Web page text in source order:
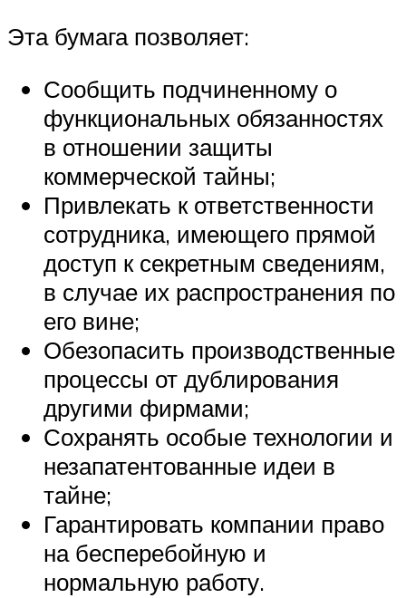
Эта бумага позволяет:
Сообщить подчиненному о
функциональных обязанностях
в отношении защиты
коммерческой тайны;
Привлекать к ответственности
сотрудника, имеющего прямой
доступ к секретным сведениям,
в случае их распространения по
его вине;
Обезопасить производственные
процессы от дублирования
другими фирмами;
Сохранять особые технологии и
незапатентованные идеи в
тайне;
Гарантировать компании право
на бесперебойную и
нормальную работу.